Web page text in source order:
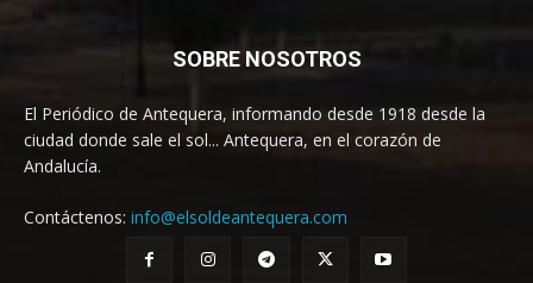
SOBRE NOSOTROS
El Periódico de Antequera, informando desde 1918 desde la
ciudad donde sale el sol... Antequera, en el corazón de
Andalucía.
Contáctenos: info@elsoldeantequera.com